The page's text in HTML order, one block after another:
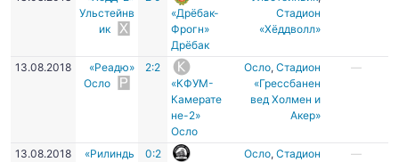
Ульстейнв
ик
«Дрёбак-
Фрогн»
Дрёбак
Стадион
«Хёддволл»
13.08.2018
«Реадю»
Осло
2:2
«КФУМ-
Камерате
не-2»
Осло
Осло,Стадион
«Грессбанен
вед Холмен и
Акер»
—
13.08.2018
«Рилиндь
0:2
Осло,Стадион
—